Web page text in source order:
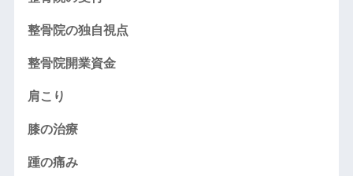
整骨院の独自視点
整骨院開業資金
肩こり
膝の治療
踵の痛み